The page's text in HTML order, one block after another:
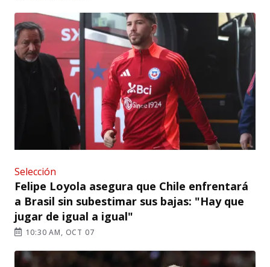
Selección
Felipe Loyola asegura que Chile enfrentará
a Brasil sin subestimar sus bajas: "Hay que
jugar de igual a igual"
10:30 AM, OCT 07